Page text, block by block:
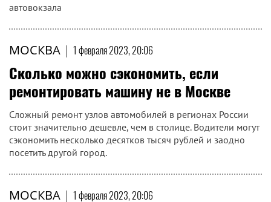
автовокзала
МОСКВА | 1 февраля 2023, 20:06
Сколько можно сэкономить, если
ремонтировать машину не в Москве
Сложный ремонт узлов автомобилей в регионах России
стоит значительно дешевле, чем в столице. Водители могут
сэкономить несколько десятков тысяч рублей и заодно
посетить другой город.
МОСКВА | 1 февраля 2023, 20:06